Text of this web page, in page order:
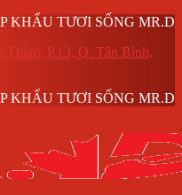
KHẨU TƯƠI SỐNG MR.D
P.13, Q. Tân Bình,
KHẨU TƯƠI SỐNG MR.D